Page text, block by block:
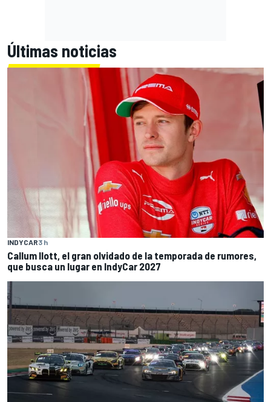
Últimas noticias
INDYCAR3 h
Callum Ilott, el gran olvidado de la temporada de rumores,
que busca un lugar en IndyCar 2027